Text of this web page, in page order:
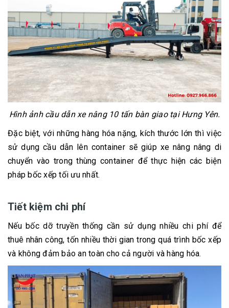
Hình ảnh cầu dẫn xe nâng 10 tấn bàn giao tại Hưng Yên.
Đặc biệt, với những hàng hóa nặng, kích thước lớn thì việc
sử dụng cầu dẫn lên container sẽ giúp xe nâng nâng di
chuyển vào trong thùng container để thực hiện các biện
pháp bốc xếp tối ưu nhất.
Tiết kiệm chi phí
Nếu bốc dỡ truyền thống cần sử dụng nhiều chi phí để
thuê nhân công, tốn nhiều thời gian trong quá trình bốc xếp
và không đảm bảo an toàn cho cả người và hàng hóa.